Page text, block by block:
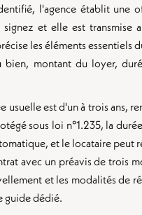
l'agence établit une
et elle est transmise
les éléments essentiels
bien, montant du loyer,
usuelle est d'un à trois ans,
sous loi n°1.235, la
et le locataire peut
avec un préavis de trois
et les modalités de
guide dédié.